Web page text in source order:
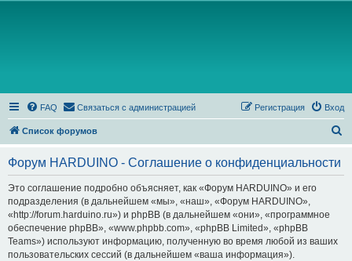
FAQ Связаться с администрацией Вход
Регистрация
Список форумов
Форум HARDUINO - Соглашение о конфиденциальности
Это соглашение подробно объясняет, как «Форум HARDUINO» и его
подразделения (в дальнейшем «мы», «наш», «Форум HARDUINO»,
«http://forum.harduino.ru») и phpBB (в дальнейшем «они», «программное
обеспечение phpBB», «www.phpbb.com», «phpBB Limited», «phpBB
Teams») используют информацию, полученную во время любой из ваших
пользовательских сессий (в дальнейшем «ваша информация»).